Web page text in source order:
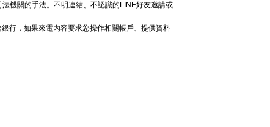
機關的手法。不明連結、不認識的LINE好友邀請或
行，如果來電內容要求您操作相關帳戶、提供資料